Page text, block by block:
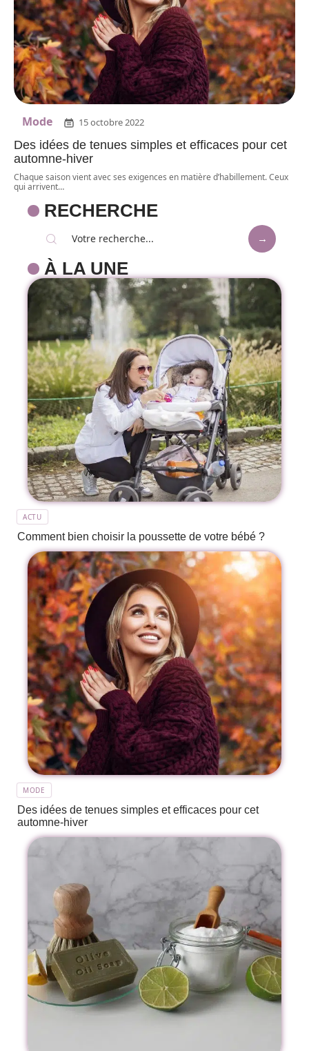
Mode 15 octobre 2022
Des idées de tenues simples et efficaces pour cet
automne-hiver
Chaque saison vient avec ses exigences en matière d’habillement. Ceux
qui arrivent…
RECHERCHE
À LA UNE
ACTU
Comment bien choisir la poussette de votre bébé ?
MODE
Des idées de tenues simples et efficaces pour cet
automne-hiver